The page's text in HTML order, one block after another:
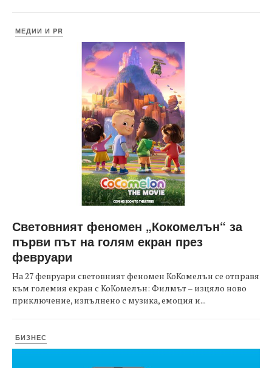
МЕДИИ И PR
Световният феномен „Кокомелън“ за
първи път на голям екран през
февруари
На 27 февруари световният феномен КоКомелън се отправя
към големия екран с КоКомелън: Филмът – изцяло ново
приключение, изпълнено с музика, емоция и...
БИЗНЕС